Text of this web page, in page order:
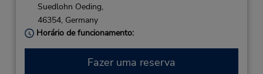
Suedlohn Oeding,
46354, Germany
Horário de funcionamento:
Fazer uma reserva